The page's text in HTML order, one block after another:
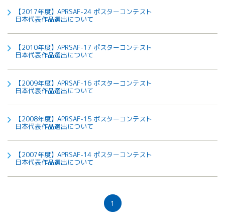
【2017年度】APRSAF-24 ポスターコンテスト
日本代表作品選出について
【2010年度】APRSAF-17 ポスターコンテスト
日本代表作品選出について
【2009年度】APRSAF-16 ポスターコンテスト
日本代表作品選出について
【2008年度】APRSAF-15 ポスターコンテスト
日本代表作品選出について
【2007年度】APRSAF-14 ポスターコンテスト
日本代表作品選出について
1